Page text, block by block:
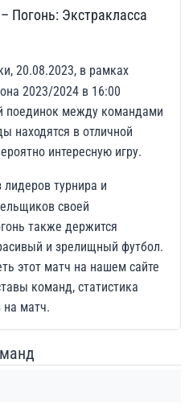
Погонь: Экстракласса
20.08.2023, в рамках
2023/2024 в 16:00
поединок между командами
находятся в отличной
интересную игру.
турнира и
своей
также держится
и зрелищный футбол.
этот матч на нашем сайте
команд, статистика
на матч.